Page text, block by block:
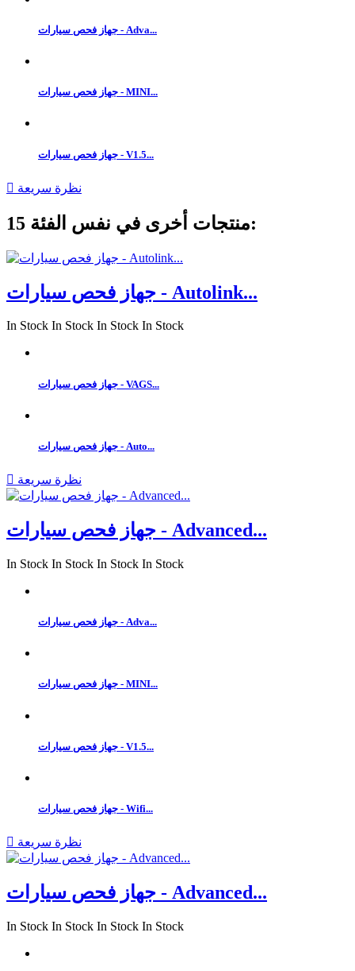
جهاز فحص سيارات - Adva...
جهاز فحص سيارات - MINI...
جهاز فحص سيارات - V1.5...
 نظرة سريعة
15 منتجات أخرى في نفس الفئة:
جهاز فحص سيارات - Autolink...
In Stock In Stock In Stock In Stock
جهاز فحص سيارات - VAGS...
جهاز فحص سيارات - Auto...
 نظرة سريعة
جهاز فحص سيارات - Advanced...
In Stock In Stock In Stock In Stock
جهاز فحص سيارات - Adva...
جهاز فحص سيارات - MINI...
جهاز فحص سيارات - V1.5...
جهاز فحص سيارات - Wifi...
 نظرة سريعة
جهاز فحص سيارات - Advanced...
In Stock In Stock In Stock In Stock